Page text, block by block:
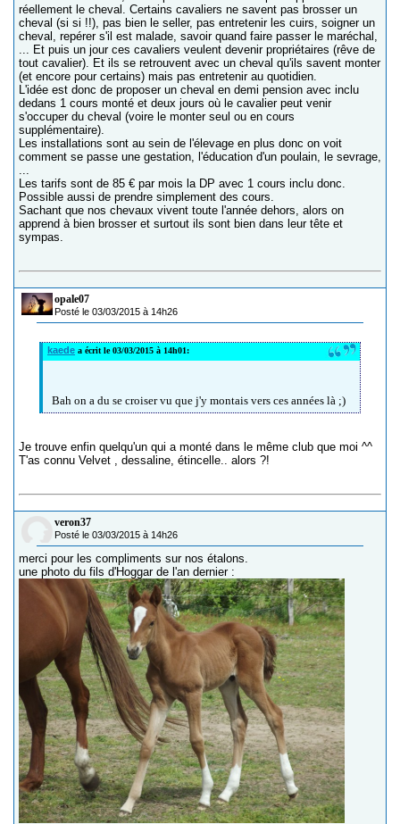
réellement le cheval. Certains cavaliers ne savent pas brosser un
cheval (si si !!), pas bien le seller, pas entretenir les cuirs, soigner un
cheval, repérer s'il est malade, savoir quand faire passer le maréchal,
... Et puis un jour ces cavaliers veulent devenir propriétaires (rêve de
tout cavalier). Et ils se retrouvent avec un cheval qu'ils savent monter
(et encore pour certains) mais pas entretenir au quotidien.
L'idée est donc de proposer un cheval en demi pension avec inclu
dedans 1 cours monté et deux jours où le cavalier peut venir
s'occuper du cheval (voire le monter seul ou en cours
supplémentaire).
Les installations sont au sein de l'élevage en plus donc on voit
comment se passe une gestation, l'éducation d'un poulain, le sevrage,
Les tarifs sont de 85 € par mois la DP avec 1 cours inclu donc.
Possible aussi de prendre simplement des cours.
Sachant que nos chevaux vivent toute l'année dehors, alors on
apprend à bien brosser et surtout ils sont bien dans leur tête et
sympas.
opale07
Posté le 03/03/2015 à 14h26
kaede a écrit le 03/03/2015 à 14h01:
Bah on a du se croiser vu que j'y montais vers ces années là ;)
Je trouve enfin quelqu'un qui a monté dans le même club que moi ^^
T'as connu Velvet , dessaline, étincelle.. alors ?!
veron37
Posté le 03/03/2015 à 14h26
merci pour les compliments sur nos étalons.
une photo du fils d'Hoggar de l'an dernier :